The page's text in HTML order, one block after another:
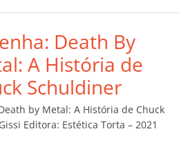
e
dI
n
gl
e
Cl
a
ss
ro
y
Li
n
k
p
ar
til
h
ar
Death By
A História de
Schuldiner
by Metal: A História de Chuck
Editora: Estética Torta – 2021